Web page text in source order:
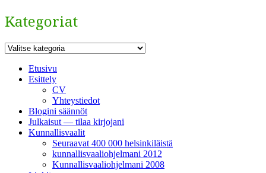
Kategoriat
Kategoriat
Etusivu
Esittely
CV
Yhteystiedot
Blogini säännöt
Julkaisut — tilaa kirjojani
Kunnallisvaalit
Seuraavat 400 000 helsinkiläistä
kunnallisvaaliohjelmani 2012
Kunnallisvaaliohjelmani 2008